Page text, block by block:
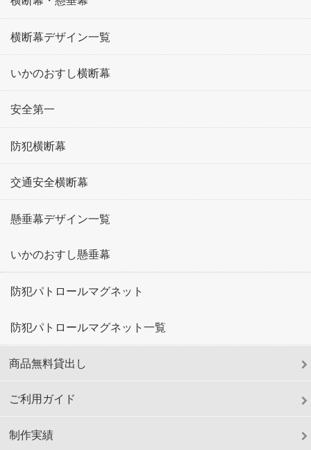
横断幕デザイン一覧
いかのおすし横断幕
安全第一
防犯横断幕
交通安全横断幕
懸垂幕デザイン一覧
いかのおすし懸垂幕
防犯パトロールマグネット
防犯パトロールマグネット一覧
商品無料貸出し
ご利用ガイド
制作実績